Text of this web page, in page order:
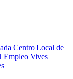
Centro Local de
Empleo Vives